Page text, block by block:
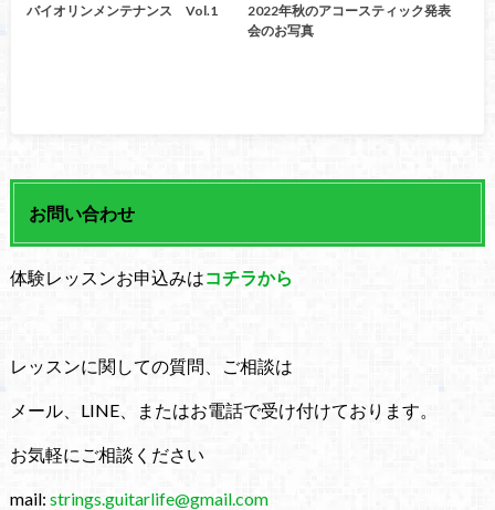
バイオリンメンテナンス Vol.1
2022年秋のアコースティック発表
会のお写真
お問い合わせ
体験レッスンお申込みはコチラから
レッスンに関しての質問、ご相談は
メール、LINE、またはお電話で受け付けております。
お気軽にご相談ください
mail: strings.guitarlife@gmail.com